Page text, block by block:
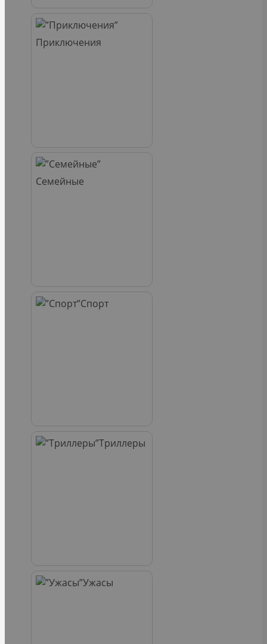
Приключения
Семейные
Спорт
Триллеры
Ужасы